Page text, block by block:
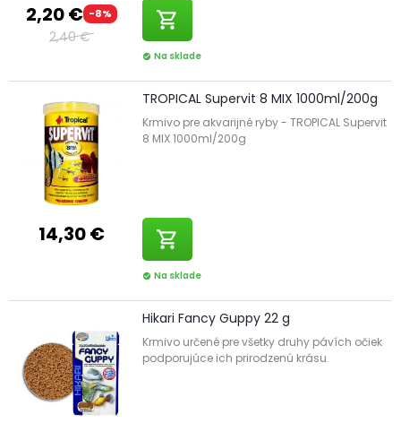
2,20 € -8%
2,40 €
shopping_cart
check_circle Na sklade
14,30 €
TROPICAL Supervit 8 MIX 1000ml/200g
Krmivo pre akvarijné ryby - TROPICAL Supervit
8 MIX 1000ml/200g
shopping_cart
check_circle Na sklade
Hikari Fancy Guppy 22 g
Krmivo určené pre všetky druhy pávích očiek
podporujúce ich prirodzenú krásu.